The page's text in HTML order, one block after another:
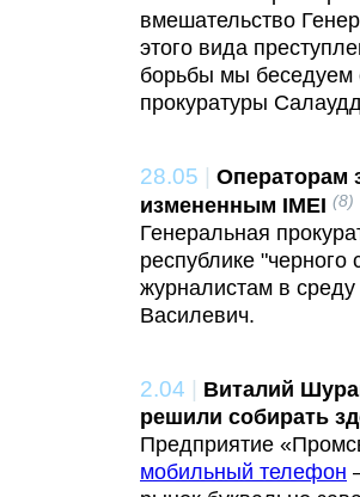
вмешательство
этого вида
борьбы мы беседуем
прокуратуры
28.05 | Операторам
измененным IMEI (8)
Генеральная
республике
журналистам в
Василевич.
2.04 | Виталий
решили собирать
Предприятие
мобильный телефон